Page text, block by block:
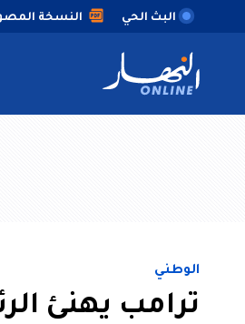
البث الحي النسخة
الوطني
ترامب يهنئ